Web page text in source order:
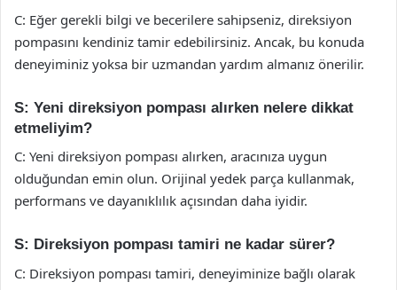
C: Eğer gerekli bilgi ve becerilere sahipseniz, direksiyon
pompasını kendiniz tamir edebilirsiniz. Ancak, bu konuda
deneyiminiz yoksa bir uzmandan yardım almanız önerilir.
S: Yeni direksiyon pompası alırken nelere dikkat
etmeliyim?
C: Yeni direksiyon pompası alırken, aracınıza uygun
olduğundan emin olun. Orijinal yedek parça kullanmak,
performans ve dayanıklılık açısından daha iyidir.
S: Direksiyon pompası tamiri ne kadar sürer?
C: Direksiyon pompası tamiri, deneyiminize bağlı olarak